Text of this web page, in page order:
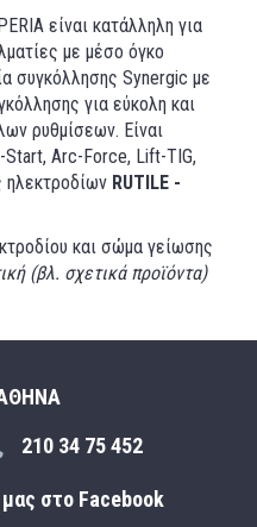
είναι κατάλληλη για
με μέσο όγκο
συγκόλλησης Synergic με
για εύκολη και
ρυθμίσεων. Είναι
Arc-Force, Lift-TIG,
ηλεκτροδίων RUTILE -
και σώμα γείωσης
(βλ. σχετικά προϊόντα)
ΑΘΗΝΑ
210 34 75 452
μας στο Facebook